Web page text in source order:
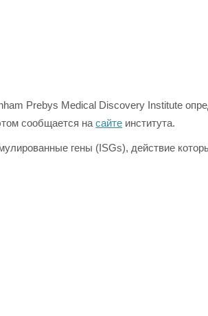
Prebys Medical Discovery Institute
сообщается насайте института.
гены (ISGs), действие